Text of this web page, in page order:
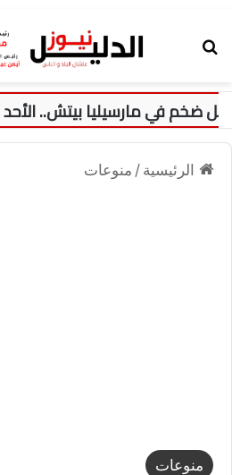
في مارسيليا بيتش.. الأحد
الرئيسية / منوعات
منوعات